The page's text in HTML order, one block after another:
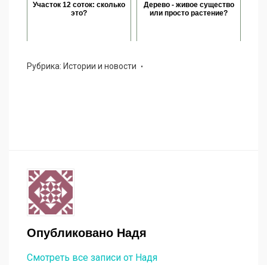
Участок 12 соток: сколько
это?
Дерево - живое существо
или просто растение?
Рубрика: Истории и новости
Опубликовано Надя
Смотреть все записи от Надя